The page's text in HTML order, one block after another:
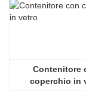
Contenitore
coperchio in